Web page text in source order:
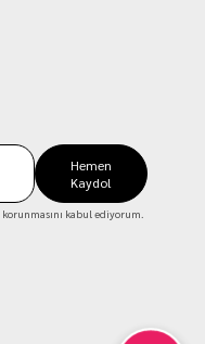
Hemen
Kaydol
korunmasını kabul ediyorum.